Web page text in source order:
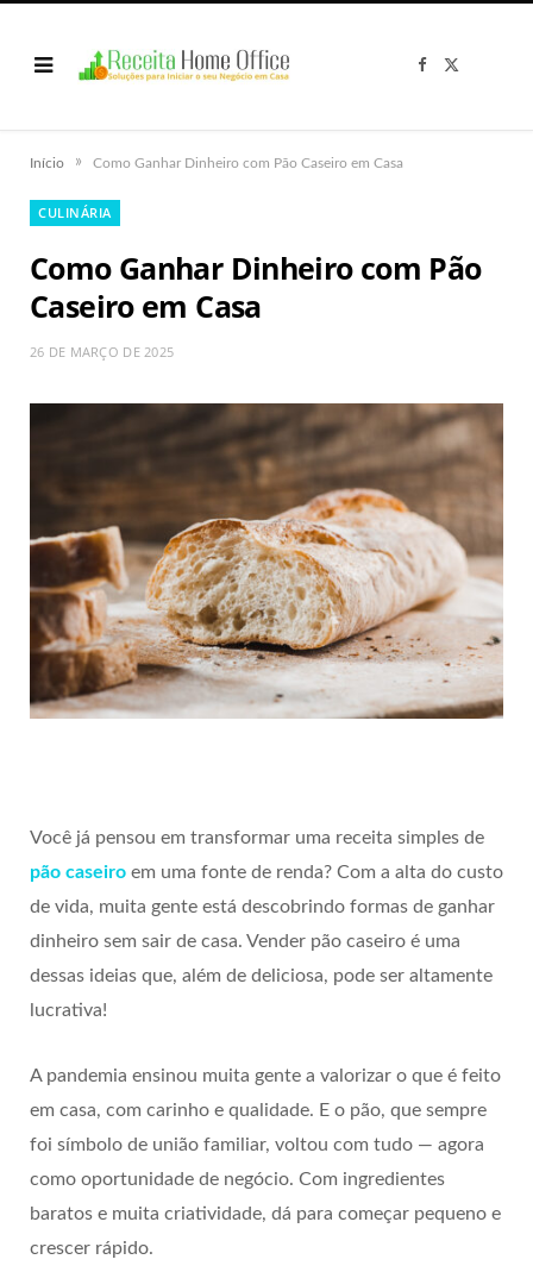
F
Início » Como Ganhar Dinheiro com Pão Caseiro em Casa
CULINÁRIA
Como Ganhar Dinheiro com Pão
Caseiro em Casa
26 DE MARÇO DE 2025
Você já pensou em transformar uma receita simples de
pão caseiro em uma fonte de renda? Com a alta do custo
de vida, muita gente está descobrindo formas de ganhar
dinheiro sem sair de casa. Vender pão caseiro é uma
dessas ideias que, além de deliciosa, pode ser altamente
lucrativa!
A pandemia ensinou muita gente a valorizar o que é feito
em casa, com carinho e qualidade. E o pão, que sempre
foi símbolo de união familiar, voltou com tudo — agora
como oportunidade de negócio. Com ingredientes
baratos e muita criatividade, dá para começar pequeno e
crescer rápido.